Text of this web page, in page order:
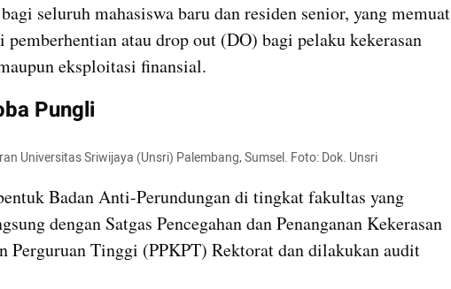
seluruh mahasiswa baru dan residen senior, yang memuat
pemberhentian atau drop out (DO) bagi pelaku kekerasan
eksploitasi finansial.
Pungli
Universitas Sriwijaya (Unsri) Palembang, Sumsel. Foto: Dok. Unsri
Badan Anti-Perundungan di tingkat fakultas yang
dengan Satgas Pencegahan dan Penanganan Kekerasan
Perguruan Tinggi (PPKPT) Rektorat dan dilakukan audit